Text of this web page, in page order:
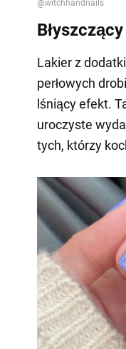
Lakier z
perłowych
lśniący efekt.
uroczyste
tych, którzy